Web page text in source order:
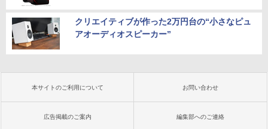
クリエイティブが作った2万円台の“小さなピュ
アオーディオスピーカー”
本サイトのご利用について お問い合わせ
広告掲載のご案内 編集部へのご連絡